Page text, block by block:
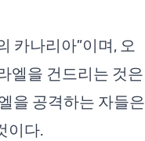
카나리아”이며, 오
엘을 건드리는 것은
을 공격하는 자들은
이다.